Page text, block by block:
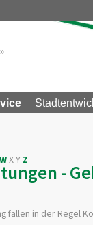
»
WXY Z
-
fallen in der Regel